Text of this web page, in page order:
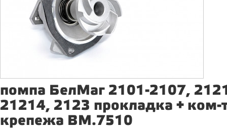
помпа БелМаг 2101-2107,
21214, 2123 прокладка + ком-
крепежа BM.7510